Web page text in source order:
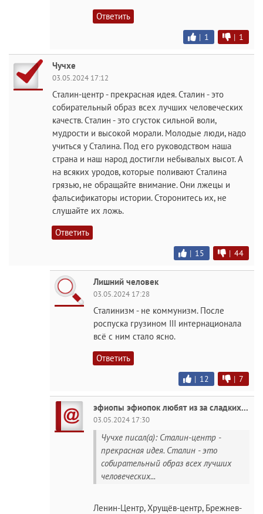
Ответить
| 1 | 1
Чучхе
03.05.2024 17:12
Сталин-центр - прекрасная идея. Сталин - это
собирательный образ всех лучших человеческих
качеств. Сталин - это сгусток сильной воли,
мудрости и высокой морали. Молодые люди, надо
учиться у Сталина. Под его руководством наша
страна и наш народ достигли небывалых высот. А
на всяких уродов, которые поливают Сталина
грязью, не обращайте внимание. Они лжецы и
фальсификаторы истории. Сторонитесь их, не
слушайте их ложь.
Ответить
| 15 | 44
Лишний человек
03.05.2024 17:28
Сталинизм - не коммунизм. После
роспуска грузином III интернационала
всё с ним стало ясно.
Ответить
| 12 | 7
эфиопы эфиопок любят из за сладких...
03.05.2024 17:30
Чучхе писал(а): Сталин-центр -
прекрасная идея. Сталин - это
собирательный образ всех лучших
человеческих...
Ленин-Центр, Хрущёв-центр, Брежнев-